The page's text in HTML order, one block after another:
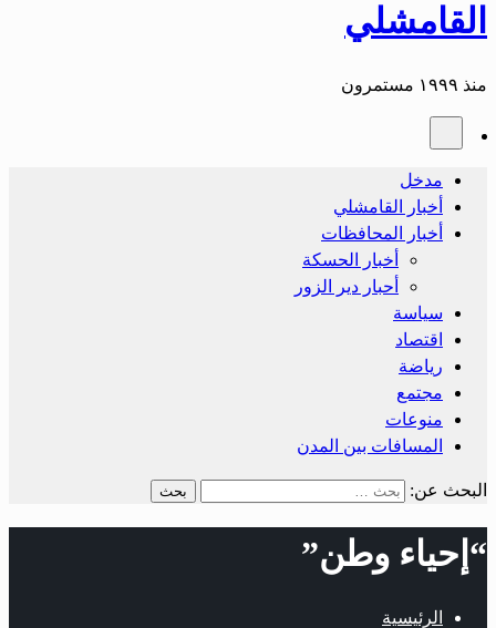
القامشلي
منذ ١٩٩٩ مستمرون
مدخل
أخبار القامشلي
أخبار المحافظات
أخبار الحسكة
أحبار دير الزور
سياسة
اقتصاد
رياضة
مجتمع
منوعات
المسافات بين المدن
البحث عن:
“إحياء وطن”
الرئيسية